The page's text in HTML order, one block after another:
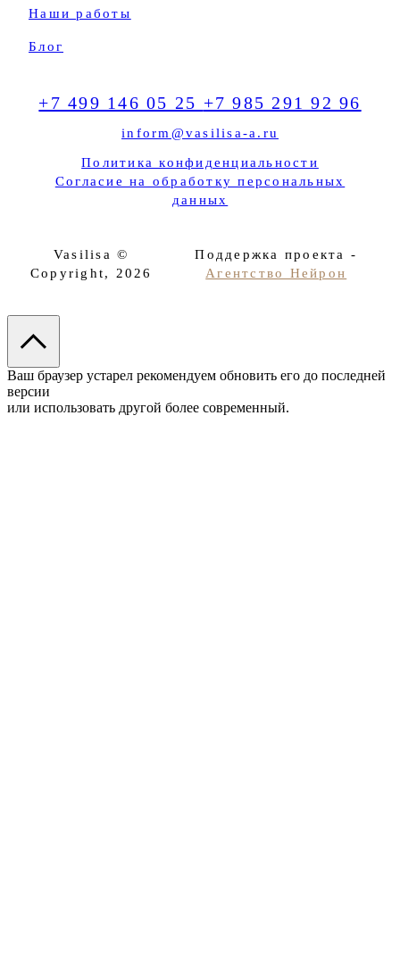
Наши работы
Блог
+7 499 146 05 25 +7 985 291 92 96
inform@vasilisa-a.ru
Политика конфиденциальности
Согласие на обработку персональных
данных
Vasilisa ©
Copyright, 2026
Поддержка проекта -
Агентство Нейрон
Ваш браузер устарел рекомендуем обновить его до последней
версии
или использовать другой более современный.